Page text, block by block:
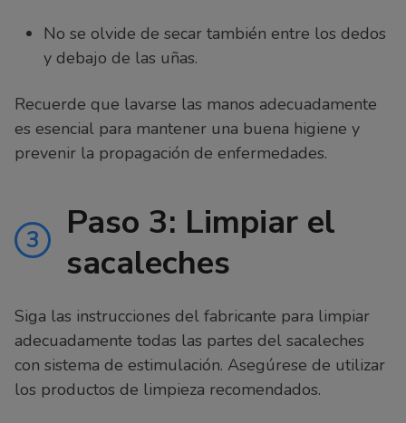
No se olvide de secar también entre los dedos
y debajo de las uñas.
Recuerde que lavarse las manos adecuadamente
es esencial para mantener una buena higiene y
prevenir la propagación de enfermedades.
3
Paso 3: Limpiar el
sacaleches
Siga las instrucciones del fabricante para limpiar
adecuadamente todas las partes del sacaleches
con sistema de estimulación. Asegúrese de utilizar
los productos de limpieza recomendados.